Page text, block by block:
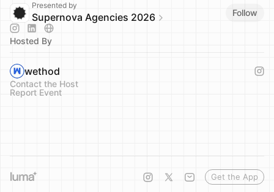
Presented by
Supernova Agencies 2026 Follow
Hosted By
wethod
Contact the Host
Report Event
Get the App